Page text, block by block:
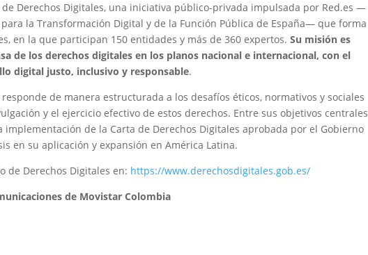
Derechos Digitales, una iniciativa público-privada impulsada por Red.es —
la Transformación Digital y de la Función Pública de España— que forma
en la que participan 150 entidades y más de 360 expertos.Su misión es
de los derechos digitales en los planos nacional e internacional, con el
digital justo, inclusivo y responsable.
de manera estructurada a los desafíos éticos, normativos y sociales
y el ejercicio efectivo de estos derechos. Entre sus objetivos centrales
de la Carta de Derechos Digitales aprobada por el Gobierno
en su aplicación y expansión en América Latina.
de Derechos Digitales en: https://www.derechosdigitales.gob.es/
de Movistar Colombia